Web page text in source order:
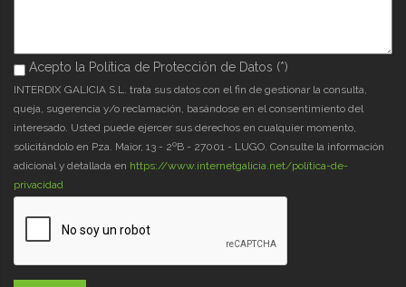
Acepto la Política de Protección de Datos (*)
Acepto la Política de Protección de Datos (*)
INTERDIX GALICIA S.L. trata sus datos con el fin de gestionar la consulta,
queja, sugerencia y/o reclamación, basándose en el consentimiento del
interesado. Usted puede ejercer sus derechos en cualquier momento,
solicitándolo en Pza. Maior, 13 - 2ºB - 27001 - LUGO. Consulte la información
adicional y detallada en https://www.internetgalicia.net/política-de-
privacidad